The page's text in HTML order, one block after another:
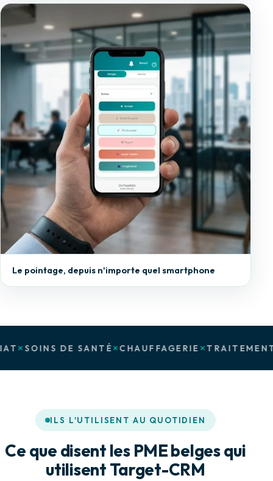
Le pointage, depuis n'importe quel smartphone
DE SANTÉ CHAUFFAGERIE TRAITEMENT DES
ILS L'UTILISENT AU QUOTIDIEN
Ce que disent les PME belges qui
utilisent Target-CRM